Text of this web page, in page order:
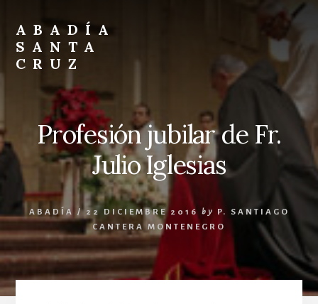
content
footer
ABADÍA
SANTA
CRUZ
Profesión jubilar de Fr.
Julio Iglesias
ABADÍA / 22 DICIEMBRE 2016 by
P. SANTIAGO
CANTERA MONTENEGRO